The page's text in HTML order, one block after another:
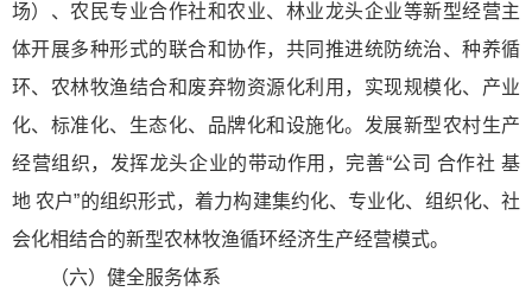
场）、农民专业合作社和农业、林业龙头企业等新型经营主
体开展多种形式的联合和协作，共同推进统防统治、种养循
环、农林牧渔结合和废弃物资源化利用，实现规模化、产业
化、标准化、生态化、品牌化和设施化。发展新型农村生产
经营组织，发挥龙头企业的带动作用，完善“公司 合作社 基
地 农户”的组织形式，着力构建集约化、专业化、组织化、社
会化相结合的新型农林牧渔循环经济生产经营模式。
（六）健全服务体系